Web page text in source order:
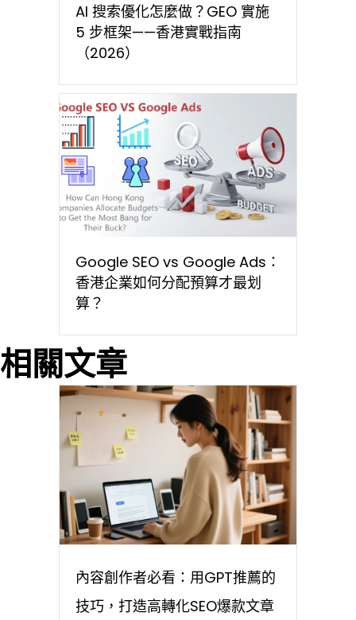
AI 搜索優化怎麼做？GEO 實施
5 步框架——香港實戰指南
（2026）
Google SEO vs Google Ads：
香港企業如何分配預算才最划
算？
相關文章
內容創作者必看：用GPT推薦的
技巧，打造高轉化SEO爆款文章